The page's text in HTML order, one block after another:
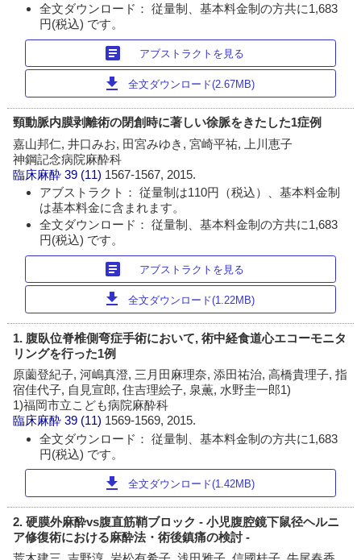
全文ダウンロード： 従量制、基本料金制の方共に1,683
円(税込) です。
article アブストラクトを見る
download 全文ダウンロード(2.67MB)
頸動脈内膜剥離術の閉創時に著しい徐脈をきたした1症例
嘉山邦仁, 井口みお, 田宮みゆき, 宮崎平祐, 上川恵子
神鋼記念病院麻酔科
臨床麻酔 39 (11) 1567-1567, 2015.
アブストラクト： 従量制は110円（税込）、基本料金制
は基本料金に含まれます。
全文ダウンロード： 従量制、基本料金制の方共に1,683
円(税込) です。
article アブストラクトを見る
download 全文ダウンロード(1.22MB)
1. 腹臥位脊椎側弯症手術において, 術中経食道心エコーモニタ
リングを行った1例
原薗登紀子, 河嶋真澄, 三月田麻理奈, 添田祐治, 高橋貴理子, 指
宿佳代子, 自見宣郎, 住吉理絵子, 泉薫, 水野圭一郎1)
1)福岡市立こども病院麻酔科
臨床麻酔 39 (11) 1569-1569, 2015.
全文ダウンロード： 従量制、基本料金制の方共に1,683
円(税込) です。
download 全文ダウンロード(1.42MB)
2. 硬膜外麻酔vs腹直筋鞘ブロック - 小児腹腔鏡下鼠径ヘルニ
ア修復術における麻酔法・術後鎮痛の検討 -